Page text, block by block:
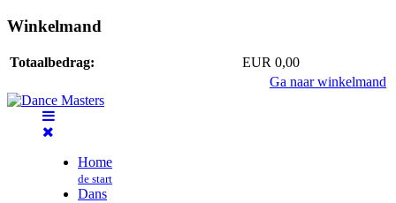
Winkelmand
Totaalbedrag:
EUR 0,00
Ga naar winkelmand
Home
de start
Dans